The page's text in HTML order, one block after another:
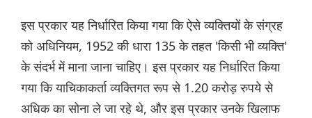
इस प्रकार यह निर्धारित किया गया कि ऐसे व्यक्तियों के संग्रह
को अधिनियम, 1952 की धारा 135 के तहत 'किसी भी व्यक्ति'
के संदर्भ में माना जाना चाहिए। इस प्रकार यह निर्धारित किया
गया कि याचिकाकर्ता व्यक्तिगत रूप से 1.20 करोड़ रुपये से
अधिक का सोना ले जा रहे थे, और इस प्रकार उनके खिलाफ